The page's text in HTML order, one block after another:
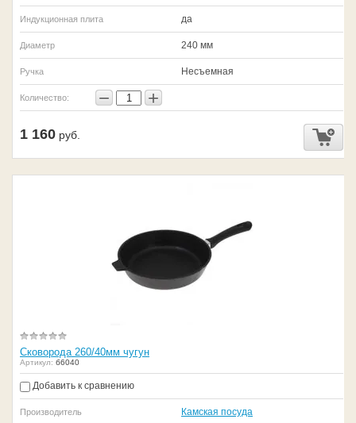
Индукционная плита да
Диаметр 240 мм
Ручка Несъемная
Количество: − +
1 160 руб.
Сковорода 260/40мм чугун
Артикул: б6040
Добавить к сравнению
Производитель Камская посуда